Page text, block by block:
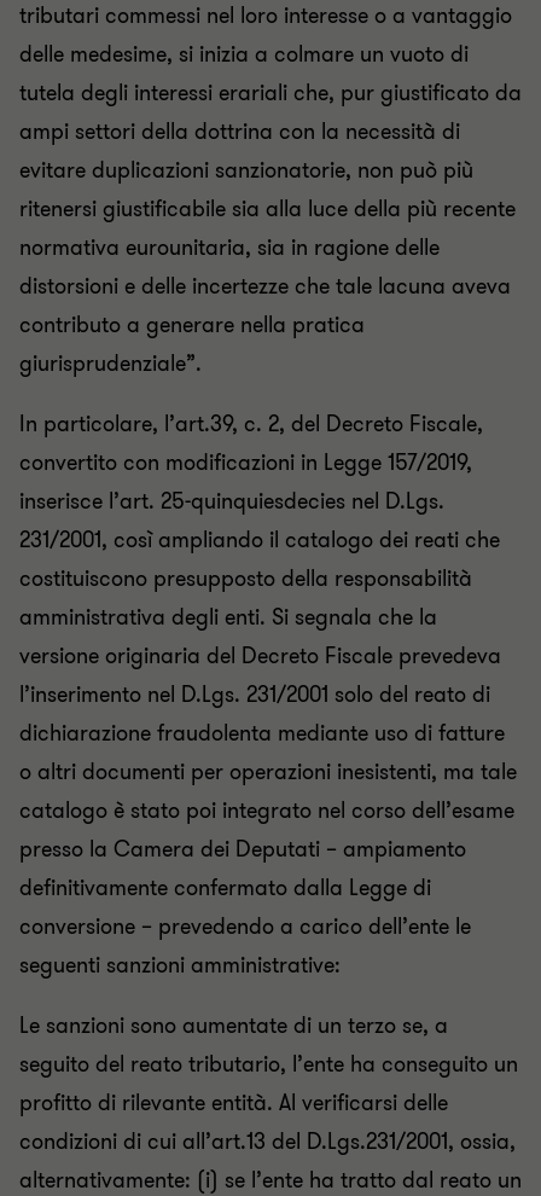
tributari commessi nel loro interesse o a vantaggio
delle medesime, si inizia a colmare un vuoto di
tutela degli interessi erariali che, pur giustificato da
ampi settori della dottrina con la necessità di
evitare duplicazioni sanzionatorie, non può più
ritenersi giustificabile sia alla luce della più recente
normativa eurounitaria, sia in ragione delle
distorsioni e delle incertezze che tale lacuna aveva
contributo a generare nella pratica
giurisprudenziale”.
In particolare, l’art.39, c. 2, del Decreto Fiscale,
convertito con modificazioni in Legge 157/2019,
inserisce l’art. 25-quinquiesdecies nel D.Lgs.
231/2001, così ampliando il catalogo dei reati che
costituiscono presupposto della responsabilità
amministrativa degli enti. Si segnala che la
versione originaria del Decreto Fiscale prevedeva
l’inserimento nel D.Lgs. 231/2001 solo del reato di
dichiarazione fraudolenta mediante uso di fatture
o altri documenti per operazioni inesistenti, ma tale
catalogo è stato poi integrato nel corso dell’esame
presso la Camera dei Deputati – ampiamento
definitivamente confermato dalla Legge di
conversione – prevedendo a carico dell’ente le
seguenti sanzioni amministrative:
Le sanzioni sono aumentate di un terzo se, a
seguito del reato tributario, l’ente ha conseguito un
profitto di rilevante entità. Al verificarsi delle
condizioni di cui all’art.13 del D.Lgs.231/2001, ossia,
alternativamente: (i) se l’ente ha tratto dal reato un